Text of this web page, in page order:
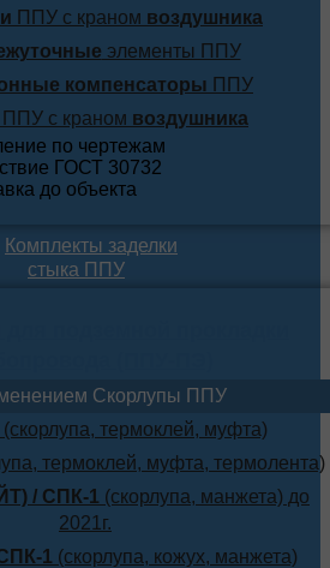
ППУ с краном воздушника
элементы ППУ
компенсаторы ППУ
ППУ с краном воздушника
Комплекты заделки
стыка ППУ
Скорлупы ППУ
(скорлупа, термоклей, муфта)
термоклей, муфта, термолента)
/ СПК-1 (скорлупа, манжета) до
2021г.
1 (скорлупа, кожух, манжета)